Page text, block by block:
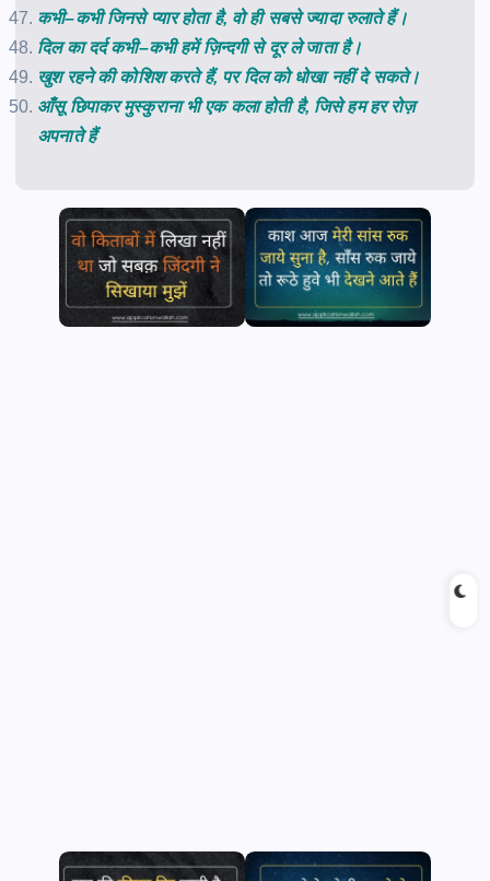
कभी–कभी जिनसे प्यार होता है, वो ही सबसे ज्यादा रुलाते हैं।
दिल का दर्द कभी–कभी हमें ज़िन्दगी से दूर ले जाता है।
खुश रहने की कोशिश करते हैं, पर दिल को धोखा नहीं दे सकते।
आँसू छिपाकर मुस्कुराना भी एक कला होती है, जिसे हम हर रोज़
अपनाते हैं